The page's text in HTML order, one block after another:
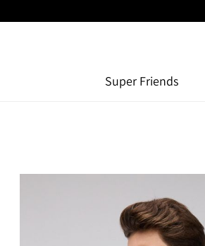
Super Friends